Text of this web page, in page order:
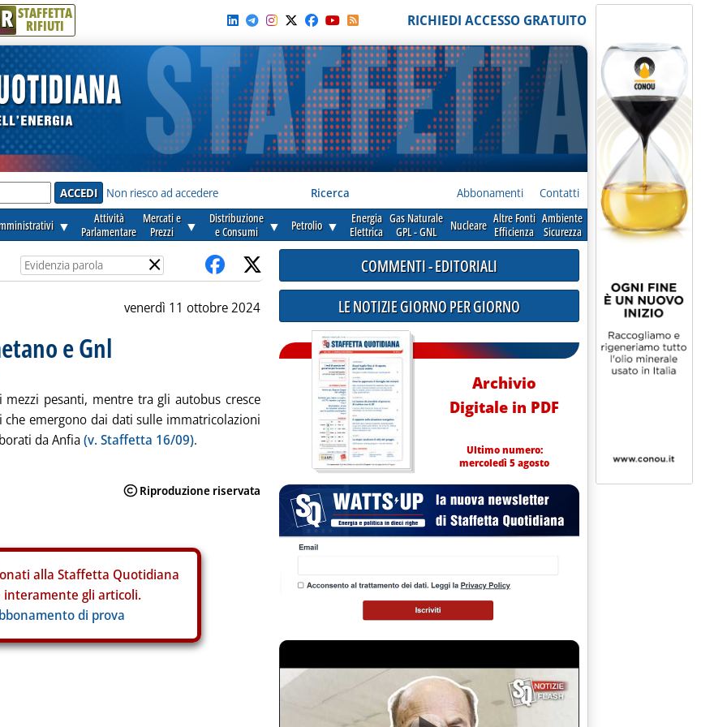
R STAFFETTA
RIFIUTI RICHIEDI ACCESSO GRATUITO
Non riesco ad accedere Ricerca Abbonamenti Contatti
▼
Attività
Parlamentare
Mercati e
Prezzi
▼
Distribuzione
e Consumi
▼ Petrolio ▼
Energia
Elettrica
Gas Naturale
GPL - GNL
Nucleare Altre Fonti
Efficienza
Ambiente
Sicurezza
×
venerdì 11 ottobre 2024
e Gnl
pesanti, mentre tra gli autobus cresce
emergono dai dati sulle immatricolazioni
da Anfia(v. Staffetta 16/09).
alla Staffetta Quotidiana
interamente gli articoli.
di prova
COMMENTI - EDITORIALI
LE NOTIZIE GIORNO PER GIORNO
Archivio
Digitale in PDF
Ultimo numero:
mercoledì 5 agosto